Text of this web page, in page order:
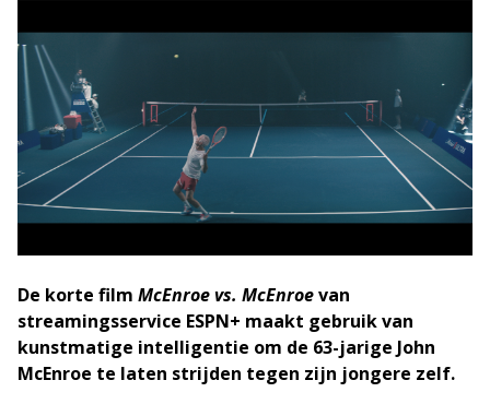
De korte film McEnroe vs. McEnroevan
streamingsservice ESPN+ maakt gebruik van
kunstmatige intelligentie om de 63-jarige John
McEnroe te laten strijden tegen zijn jongere zelf.